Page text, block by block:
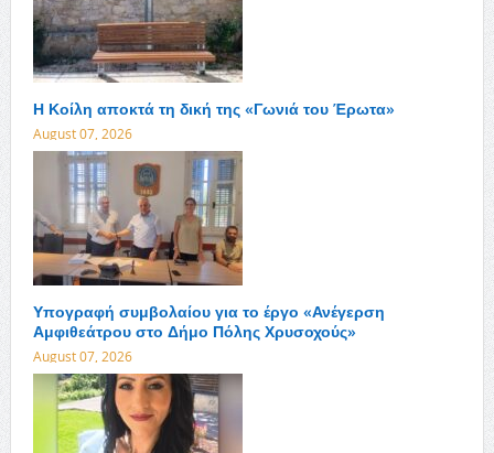
Η Κοίλη αποκτά τη δική της «Γωνιά του Έρωτα»
August 07, 2026
Υπογραφή συμβολαίου για το έργο «Ανέγερση
Αμφιθεάτρου στο Δήμο Πόλης Χρυσοχούς»
August 07, 2026